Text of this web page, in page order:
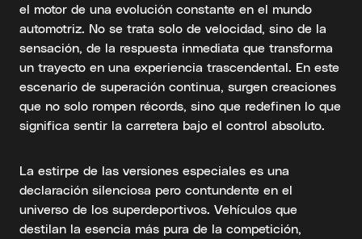
el motor de una evolución constante en el mundo
automotriz. No se trata solo de velocidad, sino de la
sensación, de la respuesta inmediata que transforma
un trayecto en una experiencia trascendental. En este
escenario de superación continua, surgen creaciones
que no solo rompen récords, sino que redefinen lo que
significa sentir la carretera bajo el control absoluto.
La estirpe de las versiones especiales es una
declaración silenciosa pero contundente en el
universo de los superdeportivos. Vehículos que
destilan la esencia más pura de la competición,